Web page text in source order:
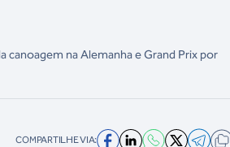
na Alemanha e Grand Prix por
COMPARTILHE VIA: